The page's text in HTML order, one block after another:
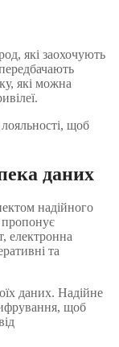
які заохочують
які можна
щоб
даних
надійного
електронна
та
даних. Надійне
щоб